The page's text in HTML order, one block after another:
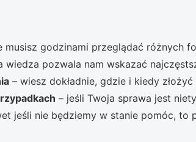
musisz godzinami przeglądać różnych
wiedza pozwala nam wskazać
– wiesz dokładnie, gdzie i kiedy
– jeśli Twoja sprawa jest
jeśli nie będziemy w stanie pomóc, to